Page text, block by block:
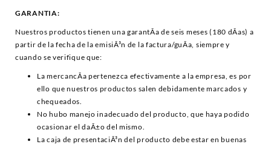
GARANTIA:
Nuestros productos tienen una garantÃ­a de seis meses (180 dÃ­as) a
partir de la fecha de la emisiÃ³n de la factura/guÃ­a, siempre y
cuando se verifique que:
La mercancÃ­a pertenezca efectivamente a la empresa, es por
ello que nuestros productos salen debidamente marcados y
chequeados.
No hubo manejo inadecuado del producto, que haya podido
ocasionar el daÃ±o del mismo.
La caja de presentaciÃ³n del producto debe estar en buenas